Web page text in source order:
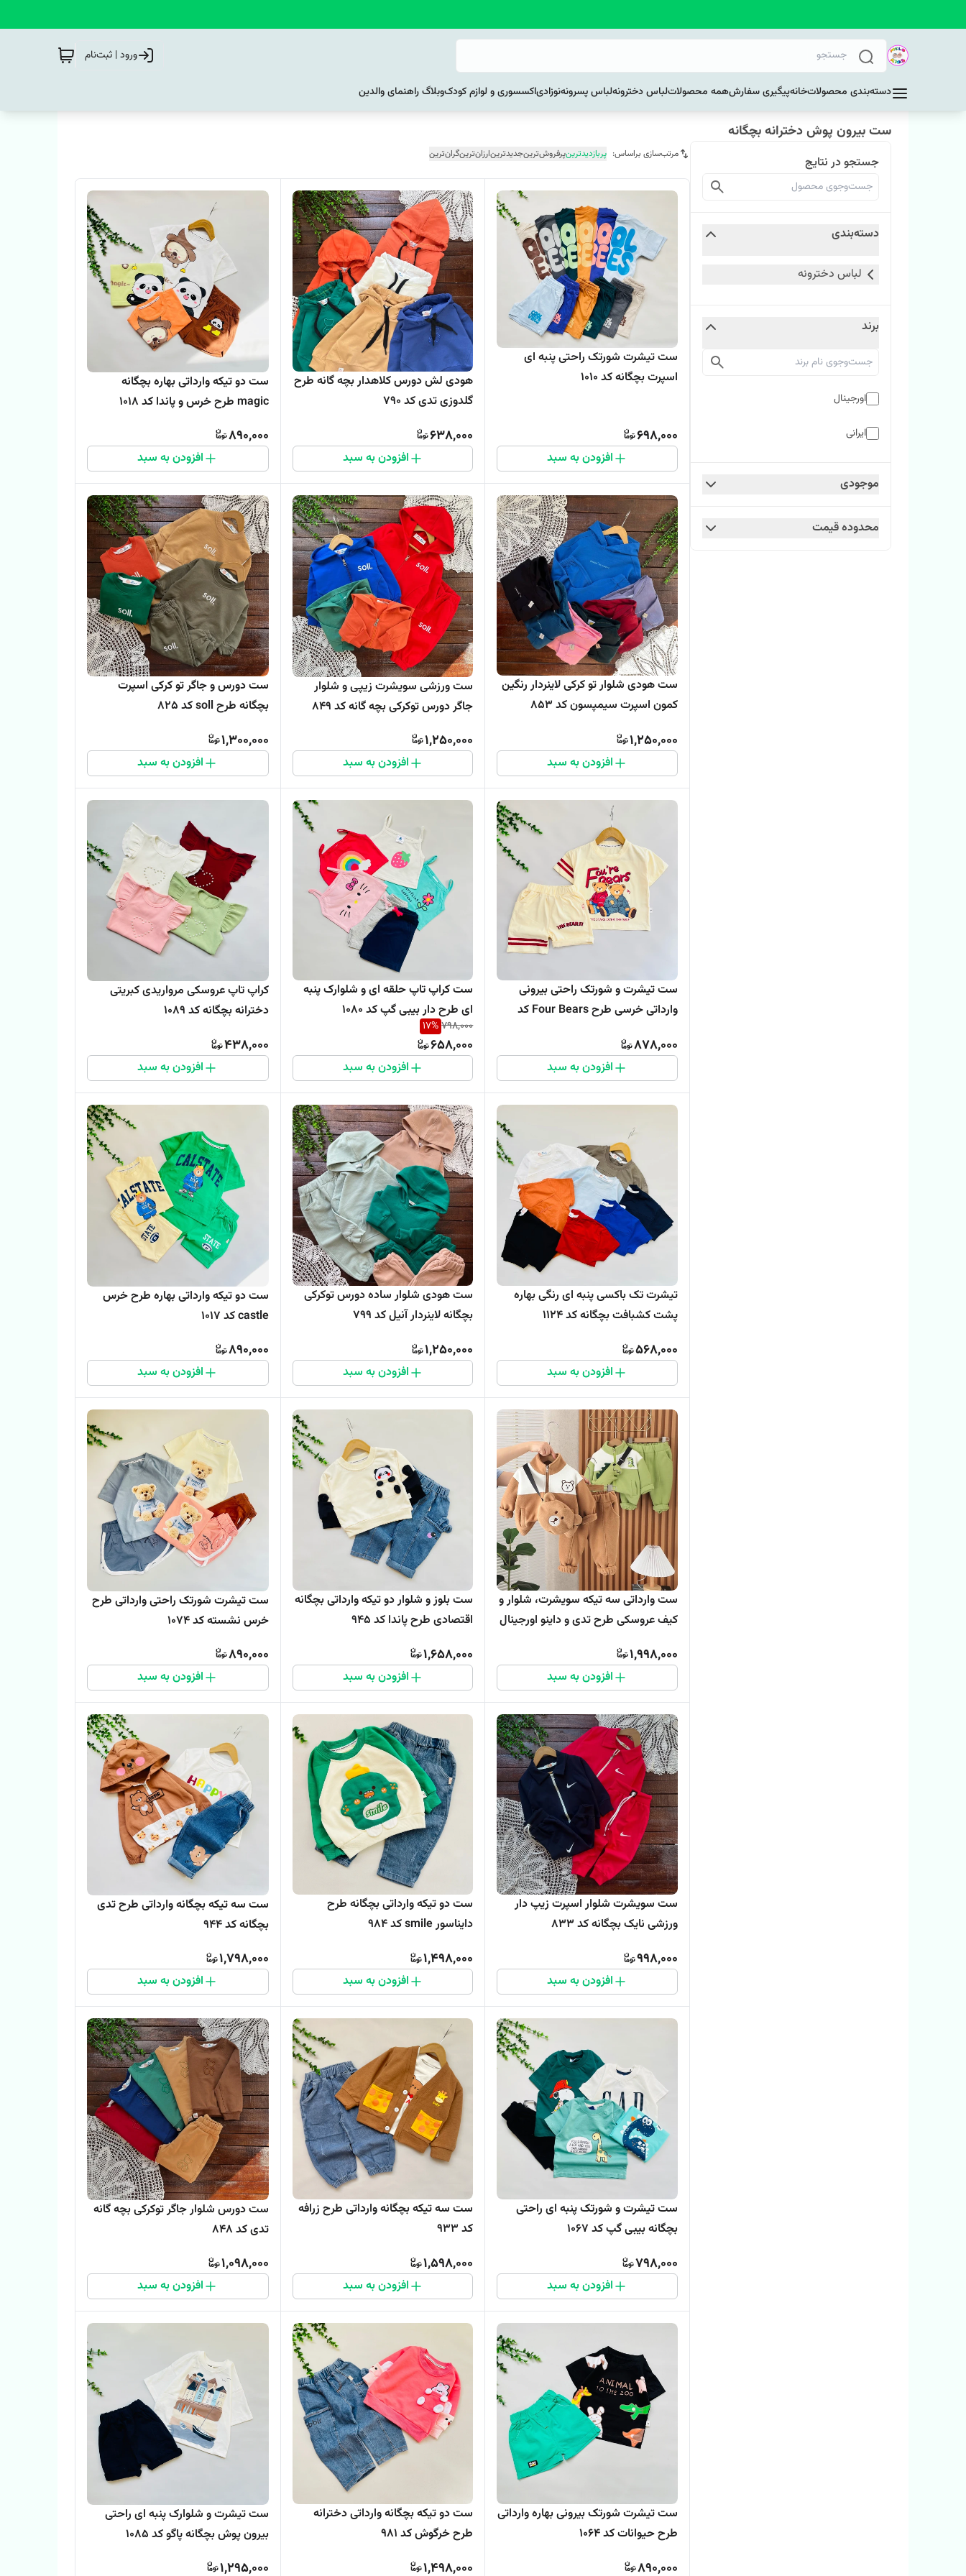
ورود | ثبت‌نام
دسته‌بندی محصولاتخانهپیگیری سفارشهمه محصولاتلباس دخترونهلباس پسرونهنوزادیاکسسوری و لوازم کودکوبلاگ راهنمای والدین
ست بیرون پوش دخترانه بچگانه
جستجو در نتایج
دسته‌بندی
لباس دخترونه
برند
اورجینال
ایرانی
موجودی
محدوده قیمت
مرتب‌سازی براساس: پربازدیدترینپرفروش‌ترینجدیدترینارزان‌ترینگران‌ترین
ست تیشرت شورتک راحتی پنبه ای
اسپرت بچگانه کد 1010
698,000
افزودن به سبد
هودی لش دورس کلاهدار بچه گانه طرح
گلدوزی تدی کد ۷۹۰
638,000
افزودن به سبد
ست دو تیکه وارداتی بهاره بچگانه
magic طرح خرس و پاندا کد 1018
890,000
افزودن به سبد
ست هودی شلوار تو کرکی لاینردار رنگین
کمون اسپرت سیمپسون کد 853
1,250,000
افزودن به سبد
ست ورزشی سویشرت زیپی و شلوار
جاگر دورس توکرکی بچه گانه کد ۸۴۹
1,250,000
افزودن به سبد
ست دورس و جاگر تو کرکی اسپرت
بچگانه طرح soll کد 825
1,300,000
افزودن به سبد
ست تیشرت و شورتک راحتی بیرونی
وارداتی خرسی طرح Four Bears کد
878,000
افزودن به سبد
ست کراپ تاپ حلقه ای و شلوارک پنبه
ای طرح دار بیبی گپ کد 1080
798,000
17%
658,000
افزودن به سبد
کراپ تاپ عروسکی مرواریدی کبریتی
دخترانه بچگانه کد 1089
438,000
افزودن به سبد
تیشرت تک باکسی پنبه ای رنگی بهاره
پشت کشبافت بچگانه کد 1124
568,000
افزودن به سبد
ست هودی شلوار ساده دورس توکرکی
بچگانه لاینردار آنیل کد ۷۹۹
1,250,000
افزودن به سبد
ست دو تیکه وارداتی بهاره طرح خرس
castle کد 1017
890,000
افزودن به سبد
ست وارداتی سه تیکه سویشرت، شلوار و
کیف عروسکی طرح تدی و داینو اورجینال
1,998,000
افزودن به سبد
ست بلوز و شلوار دو تیکه وارداتی بچگانه
اقتصادی طرح پاندا کد ۹۴۵
1,658,000
افزودن به سبد
ست تیشرت شورتک راحتی وارداتی طرح
خرس نشسته کد 1074
890,000
افزودن به سبد
ست سویشرت شلوار اسپرت زیپ دار
ورزشی نایک بچگانه کد 833
998,000
افزودن به سبد
ست دو تیکه وارداتی بچگانه طرح
دایناسور smile کد ۹۸۴
1,498,000
افزودن به سبد
ست سه تیکه بچگانه وارداتی طرح تدی
بچگانه کد ۹۴۴
1,798,000
افزودن به سبد
ست تیشرت و شورتک پنبه ای راحتی
بچگانه بیبی گپ کد 1067
798,000
افزودن به سبد
ست سه تیکه بچگانه وارداتی طرح زرافه
کد 933
1,598,000
افزودن به سبد
ست دورس شلوار جاگر توکرکی بچه گانه
تدی کد 848
1,098,000
افزودن به سبد
ست تیشرت شورتک بیرونی بهاره وارداتی
طرح حیوانات کد 1064
890,000
ست دو تیکه بچگانه وارداتی دخترانه
طرح خرگوش کد ۹۸۱
1,498,000
ست تیشرت و شلوارک پنبه ای راحتی
بیرون پوش بچگانه پاگو کد 1085
1,295,000